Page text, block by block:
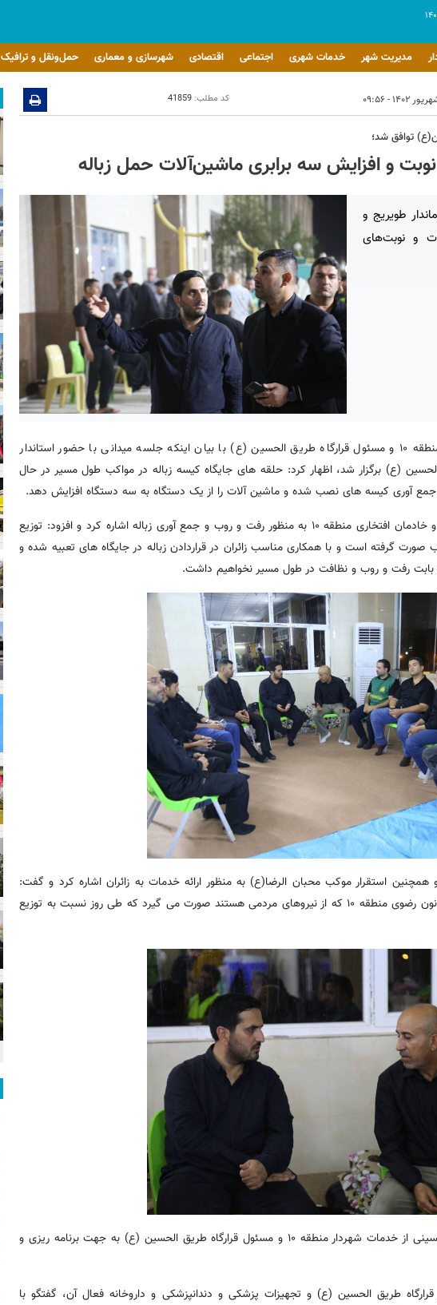
مدیریت شهر خدمات شهری اجتماعی اقتصادی شهرسازی و معماری حمل‌ونقل و ترافیک
کد مطلب: 41859
توافق شد؛
و افزایش سه برابری ماشین‌آلات حمل زباله
طویریج و
و نوبت‌های
، مهدی اخ الصنایع شهردار منطقه ۱۰ و مسئول قرارگاه طریق الحسین (ع) با بیان اینکه جلسه میدانی با حضور استاندار
(ع) برگزار شد، اظهار کرد: حلقه های جایگاه کیسه زباله در مواکب طول مسیر در حال
آوری کیسه های نصب شده و ماشین آلات را از یک دستگاه به سه دستگاه افزایش دهد.
وی به خدمات رسانی یکهزار نیروی مردمی استان یزد و خادمان افتخاری منطقه ۱۰ به منظور رفت و روب و جمع آوری زباله اشاره کرد و افزود: توزیع
صورت گرفته است و با همکاری مناسب زائران در قراردادن زباله در جایگاه های تعبیه شده و
رفت و روب و نظافت در طول مسیر نخواهیم داشت.
همچنین استقرار موکب محبان الرضا(ع) به منظور ارائه خدمات به زائران اشاره کرد و گفت:
بخشی از خدمات پذیرایی موکب از سوی خادم‌یاران کانون رضوی منطقه ۱۰ که از نیروهای مردمی هستند صورت می گیرد که طی روز نسبت به توزیع
در ادامه استاندار طویریج با حضور در جمع خادمان حسینی از خدمات شهردار منطقه ۱۰ و مسئول قرارگاه طریق الحسین (ع) به جهت برنامه ریزی و
طریق الحسین (ع) و تجهیزات پزشکی و دندانپزشکی و داروخانه فعال آن، گفتگو با